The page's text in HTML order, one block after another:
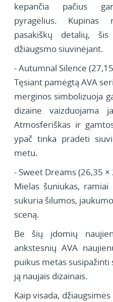
kepančia pačius
pyragėlius. Kupinas
pasakiškų detalių,
džiaugsmo siuvinėjant.
- Autumnal Silence
Tęsiant pamėgtą AVA
merginos simbolizuoja
dizaine vaizduojama
Atmosferiškas ir
ypač tinka pradėti
metu.
- Sweet Dreams (26,35 ×
Mielas šuniukas,
sukuria šilumos,
sceną.
Be šių įdomių
ankstesnių AVA
puikus metas
ją naujais dizainais.
Kaip visada,